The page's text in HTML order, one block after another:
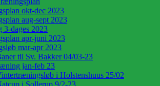
okt-dec 2023
aug-sept 2023
3-dages 2023
apr-juni 2023
mar-apr 2023
til Sv. Bakker 04/03-23
jan-feb 23
i Holstenshuus 25/02
i Sollerup 9/2-23